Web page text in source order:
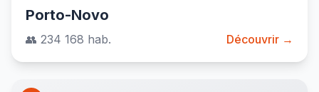
Porto-Novo
👥 234 168 hab. Découvrir →